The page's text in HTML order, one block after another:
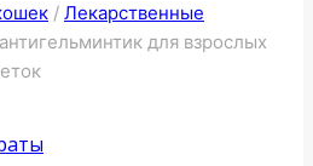
/ Лекарственные
для взрослых